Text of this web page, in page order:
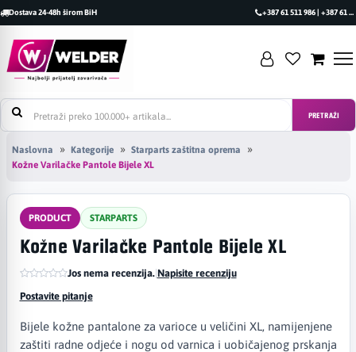
Dostava 24-48h širom BiH +387 61 511 986 | +387 61 493 470
PRETRAŽI
Naslovna Kategorije
Starparts zaštitna oprema
Kožne Varilačke Pantole Bijele XL
PRODUCT STARPARTS
Kožne Varilačke Pantole Bijele XL
Jos nema recenzija.|Napisite recenziju
Postavite pitanje
Bijele kožne pantalone za varioce u veličini XL, namijenjene
zaštiti radne odjeće i nogu od varnica i uobičajenog prskanja